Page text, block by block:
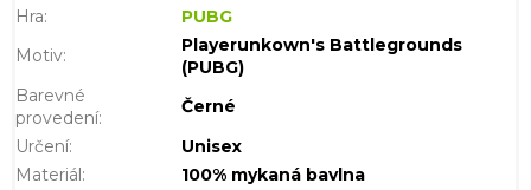
Hra:
PUBG
Motiv:
Playerunkown's Battlegrounds
(PUBG)
Barevné
provedení:
Černé
Určení:
Unisex
Materiál:
100% mykaná bavlna